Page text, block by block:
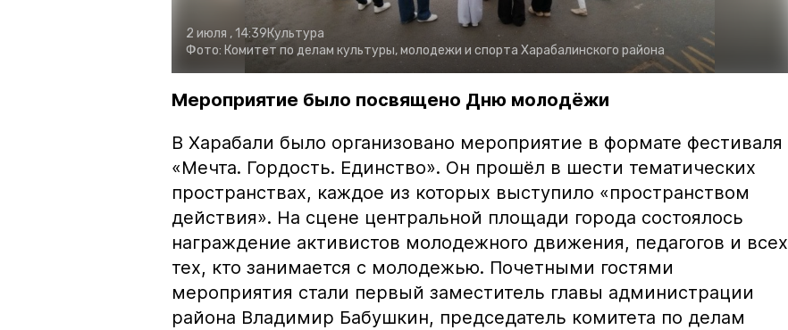
2 июля , 14:39Культура
Фото: Комитет по делам культуры, молодежи и спорта Харабалинского района
Мероприятие было посвящено Дню молодёжи
В Харабали было организовано мероприятие в формате фестиваля
«Мечта. Гордость. Единство». Он прошёл в шести тематических
пространствах, каждое из которых выступило «пространством
действия». На сцене центральной площади города состоялось
награждение активистов молодежного движения, педагогов и всех
тех, кто занимается с молодежью. Почетными гостями
мероприятия стали первый заместитель главы администрации
района Владимир Бабушкин, председатель комитета по делам